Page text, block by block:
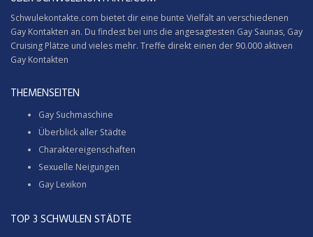
Schwulekontakte.com bietet dir eine bunte Vielfalt an verschiedenen
Gay Kontakten an. Du findest bei uns die angesagtesten Gay Saunas, Gay
Cruising Plätze und vieles mehr. Treffe direkt einen der 90.000 aktiven
Gay Kontakten
THEMENSEITEN
Gay Suchmaschine
Überblick aller Städte
Charaktereigenschaften
Sexuelle Neigungen
Gay Lexikon
TOP 3 SCHWULEN STÄDTE